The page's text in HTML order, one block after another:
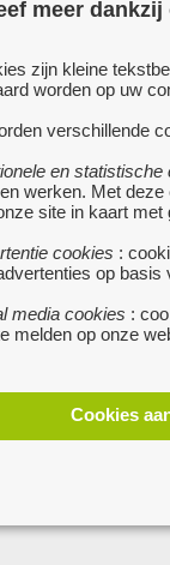
meer
zijn kleine
worden op uw
verschillende
en statistische
werken. Met
site in kaart met
cookies :
op basis
media cookies :
melden op onze
Cookies